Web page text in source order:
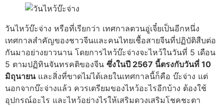
วันไหว้บ๊ะจ่าง หรือที่เรียกว่า เทศกาลตวนอู่เจี๋ยเป็นอีกหนึ่ง
เทศกาลสำคัญของชาวจีนและคนไทยเชื้อสายจีนที่ปฏิบัติสืบต่อ
กันมาอย่างยาวนาน โดยการไหว้บ๊ะจ่างจะไหว้ในวันที่ 5 เดือน
5 ตามปฏิทินจันทรคติของจีน ซึ่งในปี 2567 นี้ตรงกับวันที่ 10
มิถุนายนและสิ่งที่ขาดไม่ได้เลยในเทศกาลนี้ก็คือ บ๊ะจ่าง แต่
นอกจากบ๊ะจ่างแล้ว ควรเตรียมของไหว้อะไรอีกบ้าง ต้องใช้
อุปกรณ์อะไร และไหว้อย่างไรให้เสริมดวงเสริมโชคชะตา